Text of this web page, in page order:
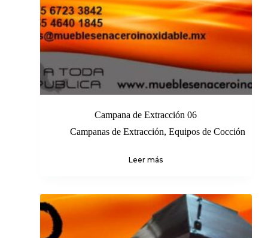
Campana de Extracción 06
Campanas de Extracción,Equipos de Cocción
Leer más